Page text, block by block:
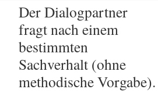
Der Dialogpartner
fragt nach einem
bestimmten
Sachverhalt (ohne
methodische Vorgabe).